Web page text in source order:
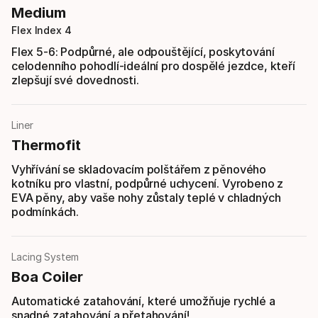
Medium
Flex Index 4
Flex 5-6: Podpůrné, ale odpouštějící, poskytování
celodenního pohodlí-ideální pro dospělé jezdce, kteří
zlepšují své dovednosti.
Liner
Thermofit
Vyhřívání se skladovacím polštářem z pěnového
kotníku pro vlastní, podpůrné uchycení. Vyrobeno z
EVA pěny, aby vaše nohy zůstaly teplé v chladných
podmínkách.
Lacing System
Boa Coiler
Automatické zatahování, které umožňuje rychlé a